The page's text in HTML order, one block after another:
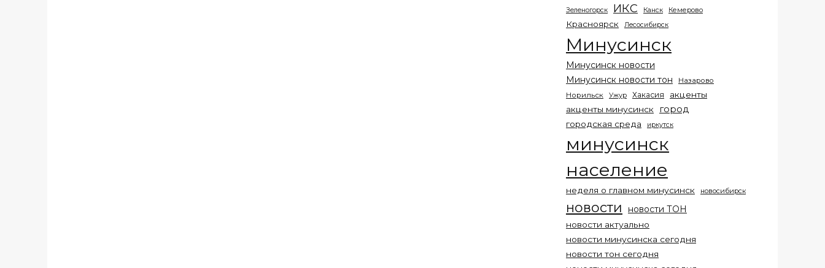
Зеленогорск ИКС Канск Кемерово
Красноярск Лесосибирск
Минусинск
Минусинск новости
Минусинск новости тон
Назарово
Норильск
Ужур Хакасия
акценты
акценты минусинск
город
городская среда иркутск
минусинск
население
неделя о главном минусинск новосибирск
новости новости ТОН
новости актуально
новости минусинска сегодня
новости тон сегодня